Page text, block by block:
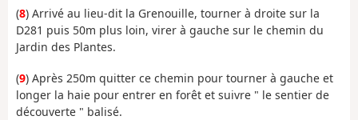
(8) Arrivé au lieu-dit la Grenouille, tourner à droite sur la
D281 puis 50m plus loin, virer à gauche sur le chemin du
Jardin des Plantes.
(9) Après 250m quitter ce chemin pour tourner à gauche et
longer la haie pour entrer en forêt et suivre " le sentier de
découverte " balisé.